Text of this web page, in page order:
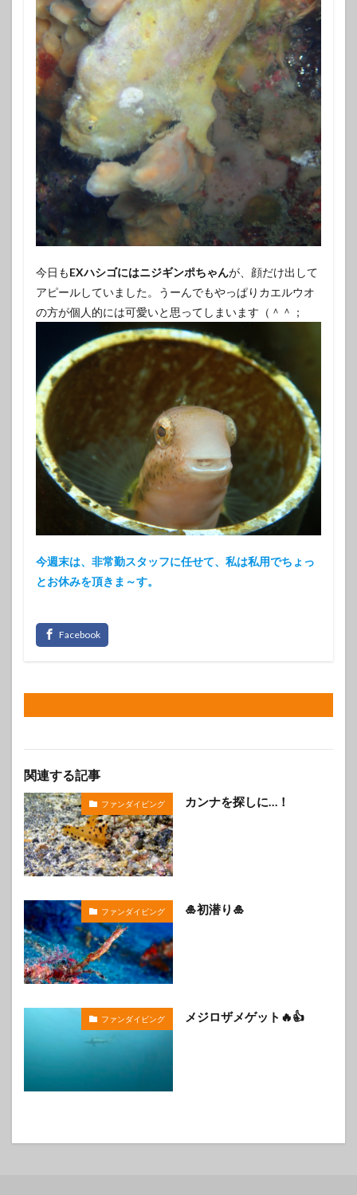
今日もEXハシゴにはニジギンポちゃんが、顔だけ出して
アピールしていました。うーんでもやっぱりカエルウオ
の方が個人的には可愛いと思ってしまいます（＾＾；
今週末は、非常勤スタッフに任せて、私は私用でちょっ
とお休みを頂きま～す。
関連する記事
ファンダイビング カンナを探しに…！
ファンダイビング 🎍初潜り🎍
ファンダイビング メジロザメゲット🔥👍